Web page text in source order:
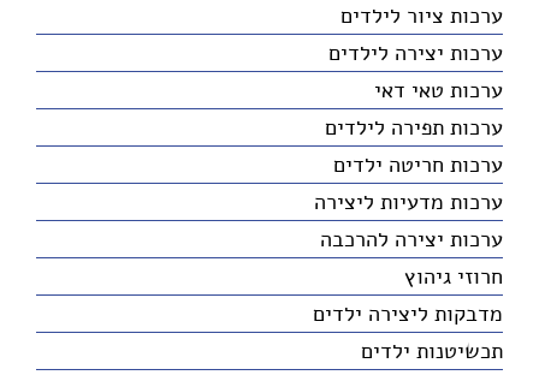
ערכות ציור לילדים
ערכות יצירה לילדים
ערכות טאי דאי
ערכות תפירה לילדים
ערכות חריטה ילדים
ערכות מדעיות ליצירה
ערכות יצירה להרכבה
חרוזי גיהוץ
מדבקות ליצירה ילדים
תכשיטנות ילדים